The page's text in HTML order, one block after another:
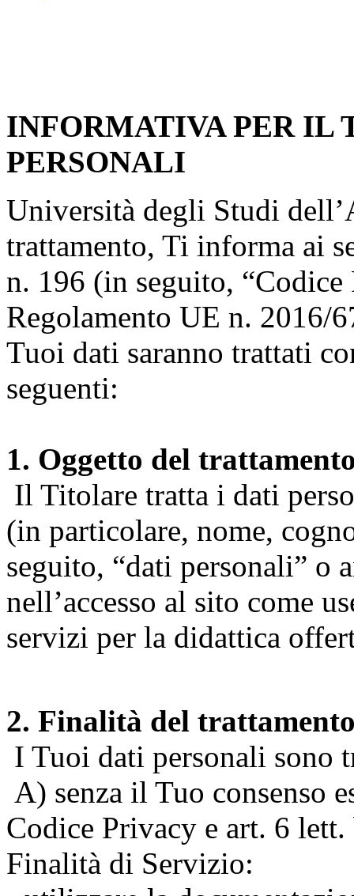
INFORMATIVA PER IL
PERSONALI
Università degli Studi
trattamento, Ti informa ai
n. 196 (in seguito, “Codice
Regolamento UE n. 2016/
Tuoi dati saranno trattati
seguenti:
1. Oggetto del
Il Titolare tratta i dati
(in particolare, nome,
seguito, “dati personali” o
nell’accesso al sito come
servizi per la didattica
2. Finalità del
I Tuoi dati personali sono
A) senza il Tuo consenso
Codice Privacy e art. 6
Finalità di Servizio: